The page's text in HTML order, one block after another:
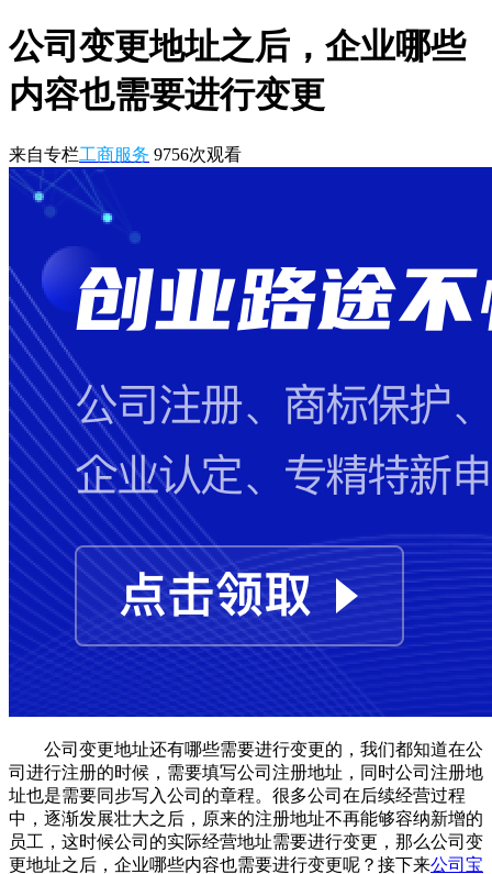
公司变更地址之后，企业哪些
内容也需要进行变更
来自专栏工商服务 9756次观看
公司变更地址还有哪些需要进行变更的，我们都知道在公
司进行注册的时候，需要填写公司注册地址，同时公司注册地
址也是需要同步写入公司的章程。很多公司在后续经营过程
中，逐渐发展壮大之后，原来的注册地址不再能够容纳新增的
员工，这时候公司的实际经营地址需要进行变更，那么公司变
更地址之后，企业哪些内容也需要进行变更呢？接下来公司宝